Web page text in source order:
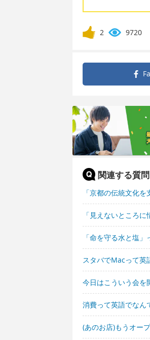
2 9720
関連する質問
「京都の伝統文化
「見えないところ
「命を守る水と塩
スタバでMacって英
今日はこういう会を
消費って英語でなん
(あのお店)もうオー